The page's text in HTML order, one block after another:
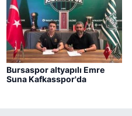
Bursaspor altyapılı Emre
Suna Kafkasspor'da